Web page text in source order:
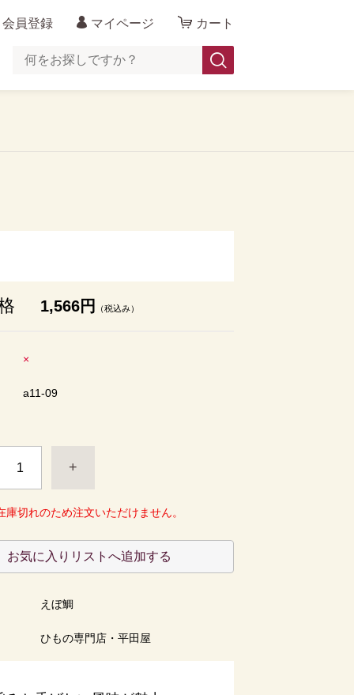
会員登録 マイページ カート
1,566円 （税込み）
×
a11-09
+
庫切れのため注文いただけません。
お気に入りリストへ追加する
えぼ鯛
ひもの専門店・平田屋